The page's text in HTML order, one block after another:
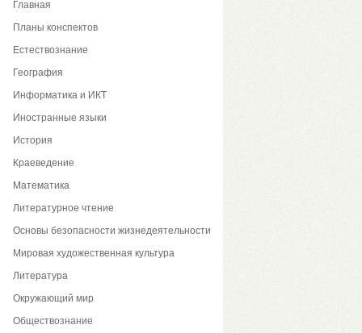
Главная
Планы конспектов
Естествознание
География
Информатика и ИКТ
Иностранные языки
История
Краеведение
Математика
Литературное чтение
Основы безопасности жизнедеятельности
Мировая художественная культура
Литература
Окружающий мир
Обществознание